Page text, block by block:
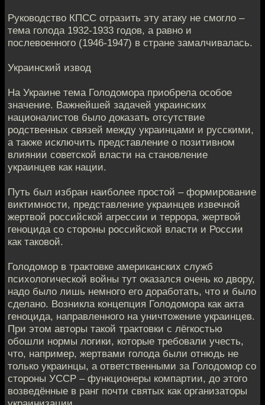
Руководство КПСС отразить эту атаку не смогло –
тема голода 1932-1933 годов, а равно и
послевоенного (1946-1947) в стране замалчивалась.
Украинский извод
На Украине тема Голодомора приобрела особое
значение. Важнейшей задачей украинских
националистов было доказать отсутствие
родственных связей между украинцами и русскими,
а также исключить представление о позитивном
влиянии советской власти на становление
украинцев как нации.
Путь был избран наиболее простой – формирование
виктимности, представление украинцев извечной
жертвой российской агрессии и террора, жертвой
геноцида со стороны российской власти и России
как таковой.
Голодомор в трактовке американских служб
психологической войны тут оказался очень ко двору,
надо было лишь немного его доработать, что и было
сделано. Возникла концепция Голодомора как акта
геноцида, направленного на уничтожение украинцев.
При этом авторы такой трактовки с лёгкостью
обошли нормы логики, которые требовали учесть,
что, например, жертвами голода были отнюдь не
только украинцы, а ответственными за Голодомор со
стороны УССР – функционеры компартии, до этого
возведённые в ранг почти святых как организаторы